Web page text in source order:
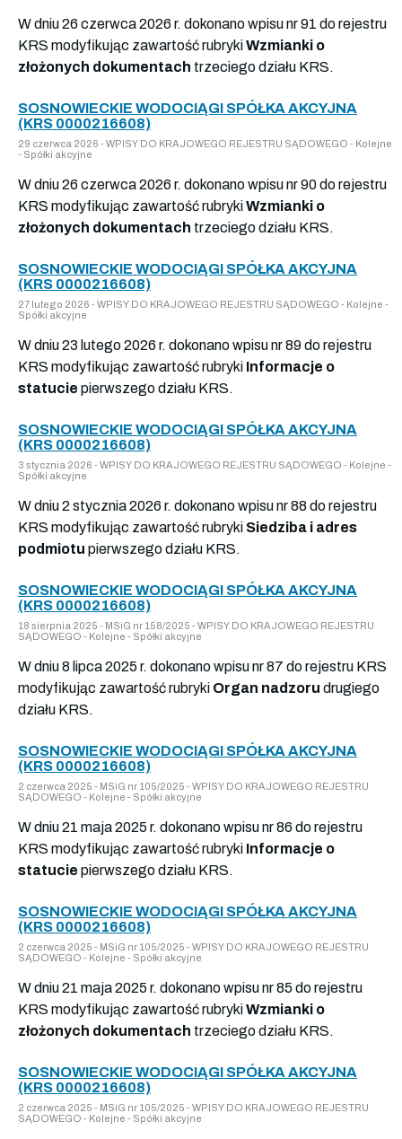
W dniu 26 czerwca 2026 r. dokonano wpisu nr 91 do rejestru
KRS modyfikując zawartość rubrykiWzmianki o
złożonych dokumentach trzeciego działu KRS.
SOSNOWIECKIE WODOCIĄGI SPÓŁKA AKCYJNA
(KRS 0000216608)
29 czerwca 2026 - WPISY DO KRAJOWEGO REJESTRU SĄDOWEGO - Kolejne
- Spółki akcyjne
W dniu 26 czerwca 2026 r. dokonano wpisu nr 90 do rejestru
KRS modyfikując zawartość rubrykiWzmianki o
złożonych dokumentach trzeciego działu KRS.
SOSNOWIECKIE WODOCIĄGI SPÓŁKA AKCYJNA
(KRS 0000216608)
27 lutego 2026 - WPISY DO KRAJOWEGO REJESTRU SĄDOWEGO - Kolejne -
Spółki akcyjne
W dniu 23 lutego 2026 r. dokonano wpisu nr 89 do rejestru
KRS modyfikując zawartość rubryki Informacje o
statucie pierwszego działu KRS.
SOSNOWIECKIE WODOCIĄGI SPÓŁKA AKCYJNA
(KRS 0000216608)
3 stycznia 2026 - WPISY DO KRAJOWEGO REJESTRU SĄDOWEGO - Kolejne -
Spółki akcyjne
W dniu 2 stycznia 2026 r. dokonano wpisu nr 88 do rejestru
KRS modyfikując zawartość rubryki Siedziba i adres
podmiotu pierwszego działu KRS.
SOSNOWIECKIE WODOCIĄGI SPÓŁKA AKCYJNA
(KRS 0000216608)
18 sierpnia 2025 - MSiG nr 158/2025 - WPISY DO KRAJOWEGO REJESTRU
SĄDOWEGO - Kolejne - Spółki akcyjne
W dniu 8 lipca 2025 r. dokonano wpisu nr 87 do rejestru KRS
modyfikując zawartość rubryki Organ nadzoru drugiego
działu KRS.
SOSNOWIECKIE WODOCIĄGI SPÓŁKA AKCYJNA
(KRS 0000216608)
2 czerwca 2025 - MSiG nr 105/2025 - WPISY DO KRAJOWEGO REJESTRU
SĄDOWEGO - Kolejne - Spółki akcyjne
W dniu 21 maja 2025 r. dokonano wpisu nr 86 do rejestru
KRS modyfikując zawartość rubryki Informacje o
statucie pierwszego działu KRS.
SOSNOWIECKIE WODOCIĄGI SPÓŁKA AKCYJNA
(KRS 0000216608)
2 czerwca 2025 - MSiG nr 105/2025 - WPISY DO KRAJOWEGO REJESTRU
SĄDOWEGO - Kolejne - Spółki akcyjne
W dniu 21 maja 2025 r. dokonano wpisu nr 85 do rejestru
KRS modyfikując zawartość rubrykiWzmianki o
złożonych dokumentach trzeciego działu KRS.
SOSNOWIECKIE WODOCIĄGI SPÓŁKA AKCYJNA
(KRS 0000216608)
2 czerwca 2025 - MSiG nr 105/2025 - WPISY DO KRAJOWEGO REJESTRU
SĄDOWEGO - Kolejne - Spółki akcyjne